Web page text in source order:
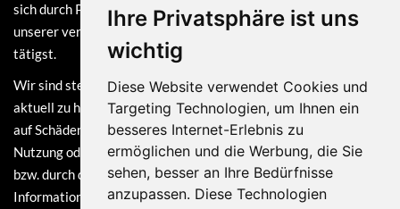
Ihre Privatsphäre ist uns
wichtig
Diese Website verwendet Cookies und
Targeting Technologien, um Ihnen ein
besseres Internet-Erlebnis zu
ermöglichen und die Werbung, die Sie
sehen, besser an Ihre Bedürfnisse
anzupassen. Diese Technologien
sich durch Provisionen, die wir erhalten, sofern du bei einem
unserer verlinkten Partner (z.B. Amazon) eine Bestellung
tätigst.
Wir sind stets bemüht, die Informationen auf dieser Webseite
aktuell zu halten. Dennoch sind Haftungsansprüche, welche sich
auf Schäden materieller oder ideeller Art beziehen, die durch die
Nutzung oder Nichtnutzung der dargebotenen Informationen
bzw. durch die Nutzung fehlerhafter und unvollständiger
Informationen verursacht wurden, grundsätzlich